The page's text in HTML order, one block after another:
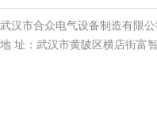
武汉市合众电气设备制造有限
地 址：武汉市黄陂区横店街富